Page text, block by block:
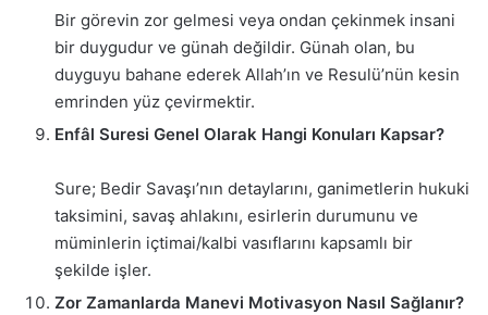
Bir görevin zor gelmesi veya ondan çekinmek insani
bir duygudur ve günah değildir. Günah olan, bu
duyguyu bahane ederek Allah’ın ve Resulü’nün kesin
emrinden yüz çevirmektir.
Enfâl Suresi Genel Olarak Hangi Konuları Kapsar?
Sure; Bedir Savaşı’nın detaylarını, ganimetlerin hukuki
taksimini, savaş ahlakını, esirlerin durumunu ve
müminlerin içtimai/kalbi vasıflarını kapsamlı bir
şekilde işler.
Zor Zamanlarda Manevi Motivasyon Nasıl Sağlanır?